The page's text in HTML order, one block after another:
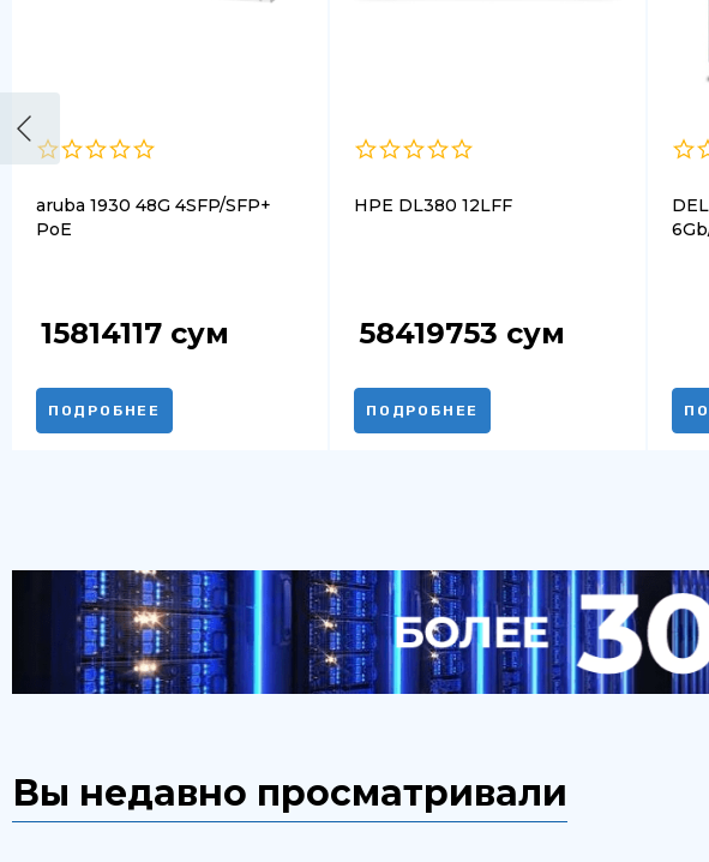
aruba 1930 48G 4SFP/SFP+
PoE
15814117 сум
ПОДРОБНЕЕ
HPE DL380 12LFF
58419753 сум
ПОДРОБНЕЕ
Вы недавно просматривали